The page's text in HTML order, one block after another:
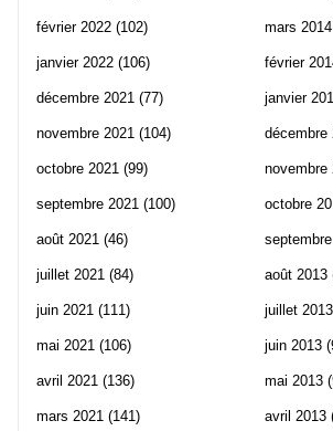
février 2022 (102)
janvier 2022 (106)
décembre 2021 (77)
novembre 2021 (104)
octobre 2021 (99)
septembre 2021 (100)
août 2021 (46)
juillet 2021 (84)
juin 2021 (111)
mai 2021 (106)
avril 2021 (136)
mars 2021 (141)
mars 2014
février
janvier
décembre
novembre
octobre
août 2013
juillet 2013
juin 2013
mai 2013
avril 2013